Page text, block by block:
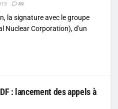
49
la signature avec le groupe
Nuclear Corporation), d'un
: lancement des appels à